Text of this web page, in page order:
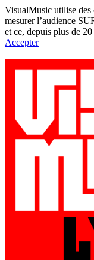
VisualMusic utilise des
mesurer l’audience
et ce, depuis plus de 20
Accepter